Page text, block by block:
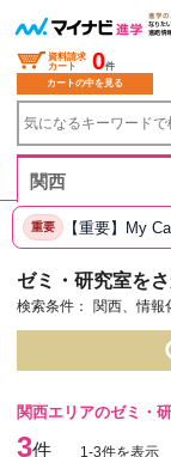
資料請求
カート
0件
カートの中を見る
重要 【重要】My
ゼミ・研究室を
検索条件： 関西、情報
関西エリアのゼミ・
3件 1-3件を表示